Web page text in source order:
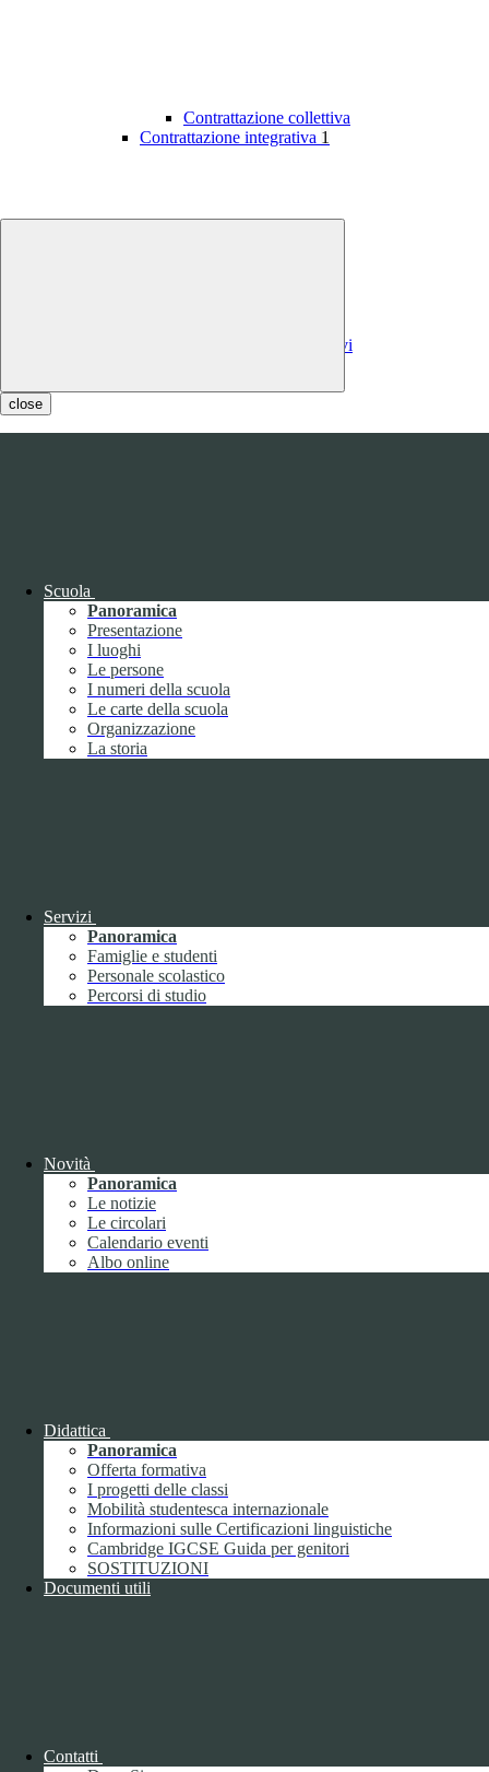
close
Scuola
Panoramica
Presentazione
I luoghi
Le persone
I numeri della scuola
Le carte della scuola
Organizzazione
La storia
Servizi
Panoramica
Famiglie e studenti
Personale scolastico
Percorsi di studio
Novità
Panoramica
Le notizie
Le circolari
Calendario eventi
Albo online
Didattica
Panoramica
Offerta formativa
I progetti delle classi
Mobilità studentesca internazionale
Informazioni sulle Certificazioni linguistiche
Cambridge IGCSE Guida per genitori
SOSTITUZIONI
Documenti utili
Contatti
Contrattazione collettiva
Contrattazione integrativa 1
Costi contratti integrativi
Bandi di concorso
Bandi di concorso (da pubblicare in
tabelle)
Performance1
Sistema di misurazione e valutazione della
performance